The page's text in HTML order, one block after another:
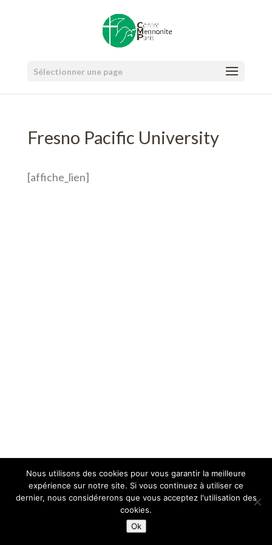
Sélectionner une page
Fresno Pacific University
[affiche_lien]
Nous utilisons des cookies pour vous garantir la meilleure
expérience sur notre site. Si vous continuez à utiliser ce
dernier, nous considérerons que vous acceptez l'utilisation des
cookies.
Ok